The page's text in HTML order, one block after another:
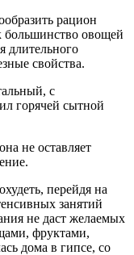
рацион
большинство овощей
длительного
свойства.
с
горячей сытной
не оставляет
перейдя на
занятий
не даст желаемых
фруктами,
дома в гипсе, со